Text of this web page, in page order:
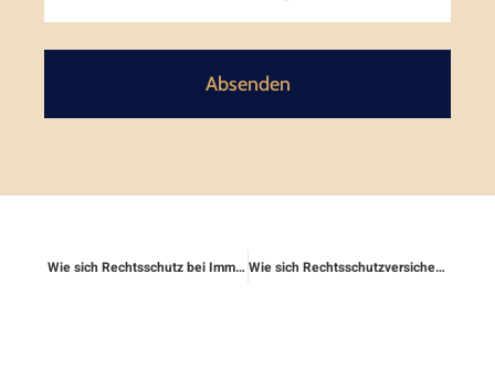
Absenden
Wie sich Rechtsschutz bei Immobilienkäufen auswirkt Wie sich Rechtsschutzversicherungen in Zukunft verändern könnten